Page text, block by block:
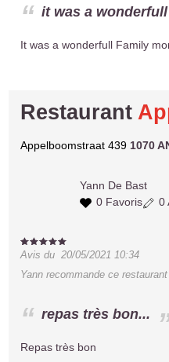
it was a
It was a wonderfull Family
Restaurant
Appelboomstraat 439 1070
Yann De Bast
0 Favoris
0
Avis du20/05/2021 10:34
Yann recommande ce
repas très bon...
Repas très bon